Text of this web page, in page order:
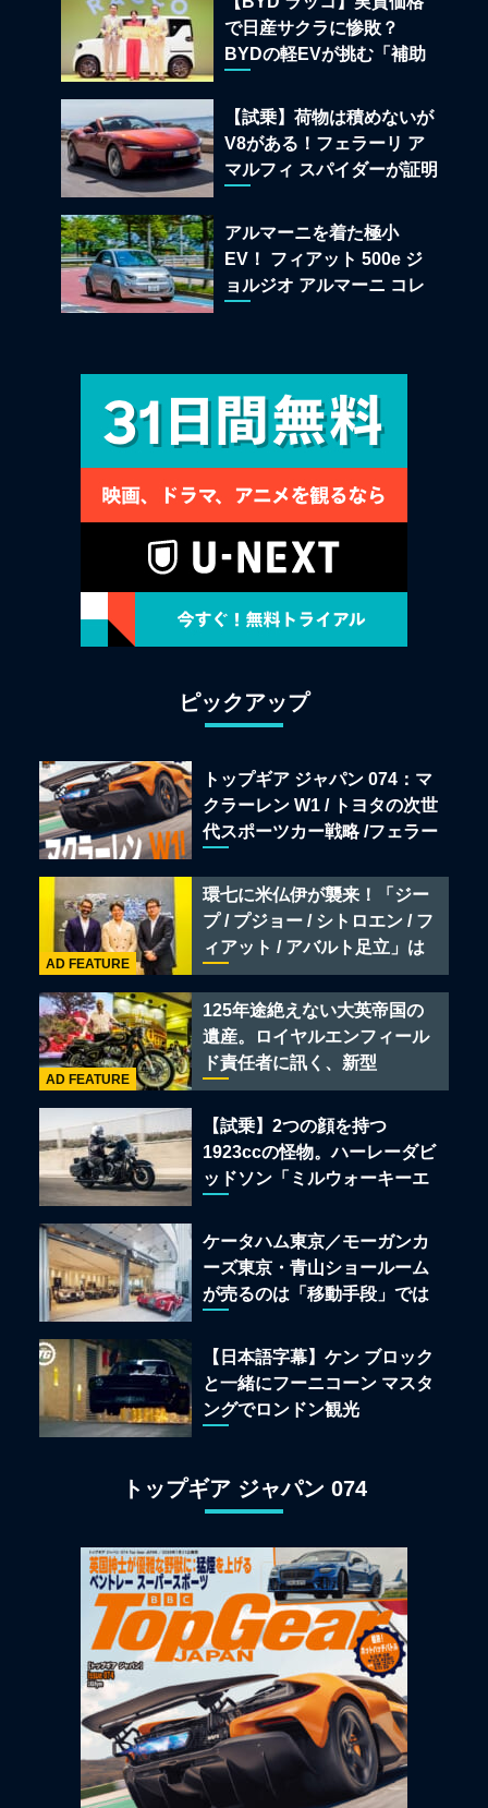
で日産サクラに惨敗？
BYDの軽EVが挑む「補助
界
【試乗】荷物は積めないが
V8がある！フェラーリ ア
マルフィ スパイダーが証明
ーの至福
アルマーニを着た極小
EV！ フィアット 500e ジ
ョルジオ アルマーニ コレ
ピックアップ
トップギア ジャパン 074：マ
クラーレン W1 / トヨタの次世
代スポーツカー戦略 /フェラー
リオ /ベントレー スーパース
ポーツ
環七に米仏伊が襲来！「ジー
プ / プジョー / シトロエン / フ
ィアット / アバルト足立」は
クルマのセレクトショップで
ある
AD FEATURE
125年途絶えない大英帝国の
遺産。ロイヤルエンフィール
ド責任者に訊く、新型
「BULLET 650」と“時間の
質”を愛する理由
AD FEATURE
【試乗】2つの顔を持つ
1923ccの怪物。ハーレーダビ
ッドソン「ミルウォーキーエ
ケータハム東京／モーガンカ
ーズ東京・青山ショールーム
が売るのは「移動手段」では
【日本語字幕】ケン ブロック
と一緒にフーニコーン マスタ
ングでロンドン観光
トップギア ジャパン 074